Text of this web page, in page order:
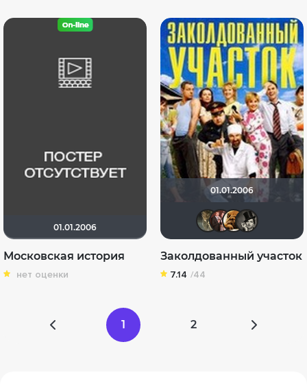
01.01.2006
Московская история
нет оценки
01.01.2006
Заколдованный участок
7.14 /44
1 2